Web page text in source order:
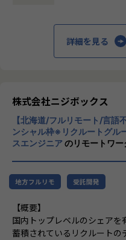
・ジョブ管理システム
・データパイプライン基盤シ
・セグメント作成ツール（
・機械学習/データパイプラ
クトに関われる
・ただ開発するだけではな
ロダクト開発に関わることで
環境がある
できる
・プロダクト開発エンジニ
様々なキャリアを広げること
私たちはこの
す。
とらえること。
期待を大きく
すこと。皆さ
きに、
真っ先にニジ
けることを目
詳細を見る
株式会社ニジボックス
【北海道/フルリモート/言
ンシャル枠※リクルートグル
スエンジニアのリモートワー
地方フルリモ 受託開発
【概要】
国内トップレベルのシェア
蓄積されているリクルート